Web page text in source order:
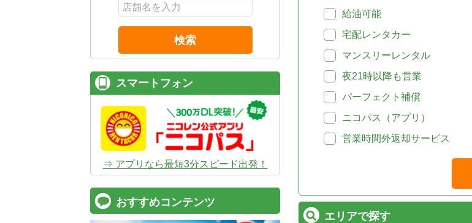
給油可能
宅配レンタカー
マンスリーレンタル
夜21時以降も営業
パーフェクト補償
ニコパス（アプリ）
営業時間外返却サービス
エリアで探す
検索
スマートフォン
⇒ アプリなら最短3分スピード出発！
おすすめコンテンツ